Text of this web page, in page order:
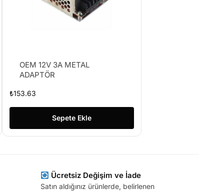
OEM 12V 3A METAL
ADAPTÖR
₺153.63
Sepete Ekle
Ücretsiz Değişim ve İade
Satın aldığınız ürünlerde, belirlenen